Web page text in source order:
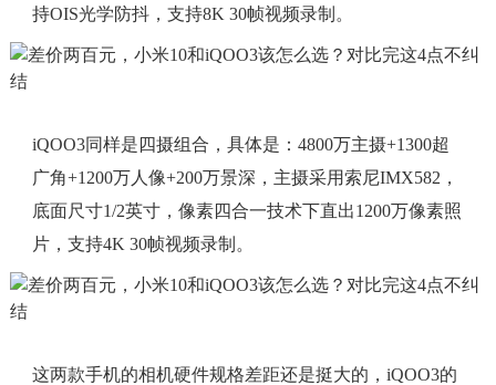
持OIS光学防抖，支持8K 30帧视频录制。
iQOO3同样是四摄组合，具体是：4800万主摄+1300超
广角+1200万人像+200万景深，主摄采用索尼IMX582，
底面尺寸1/2英寸，像素四合一技术下直出1200万像素照
片，支持4K 30帧视频录制。
这两款手机的相机硬件规格差距还是挺大的，iQOO3的